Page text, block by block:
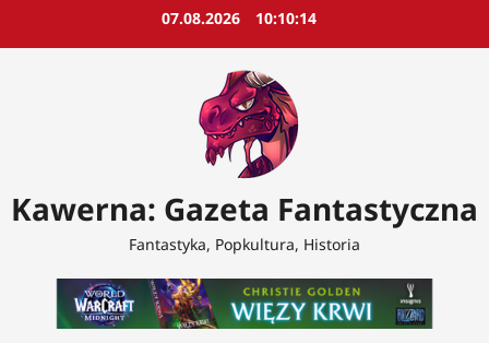
07.08.2026 10:10:16
Kawerna: Gazeta Fantastyczna
Fantastyka, Popkultura, Historia